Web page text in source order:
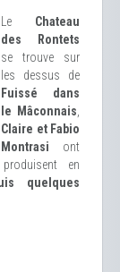
Le Chateau
des Rontets
se trouve sur
les dessus de
Fuissé dans
le Mâconnais
Claire et Fabio
Montrasi ont
en
quelques